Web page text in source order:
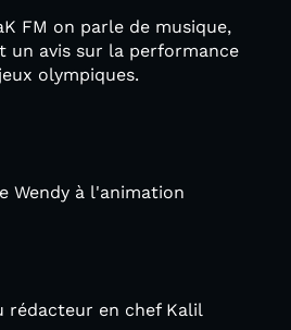
FM on parle de musique,
un avis sur la performance
olympiques.
Wendy à l'animation
rédacteur en chef Kalil